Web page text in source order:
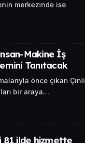
merkezinde ise
Makine İş
Tanıtacak
önce çıkan Çinli
bir araya…
81 ilde hizmette